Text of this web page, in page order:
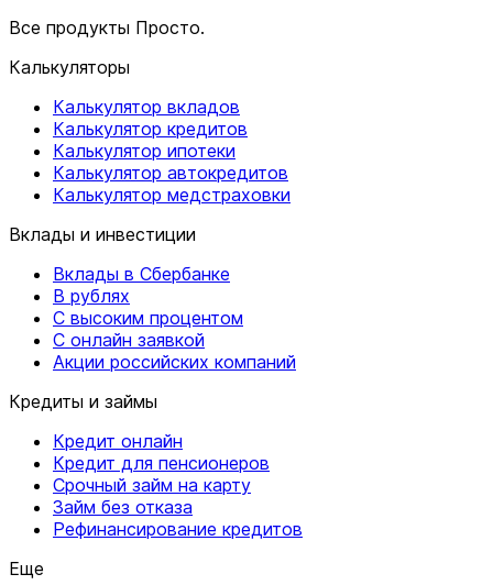
Все продукты Просто.
Калькуляторы
Калькулятор вкладов
Калькулятор кредитов
Калькулятор ипотеки
Калькулятор автокредитов
Калькулятор медстраховки
Вклады и инвестиции
Вклады в Сбербанке
В рублях
С высоким процентом
С онлайн заявкой
Акции российских компаний
Кредиты и займы
Кредит онлайн
Кредит для пенсионеров
Срочный займ на карту
Займ без отказа
Рефинансирование кредитов
Еще